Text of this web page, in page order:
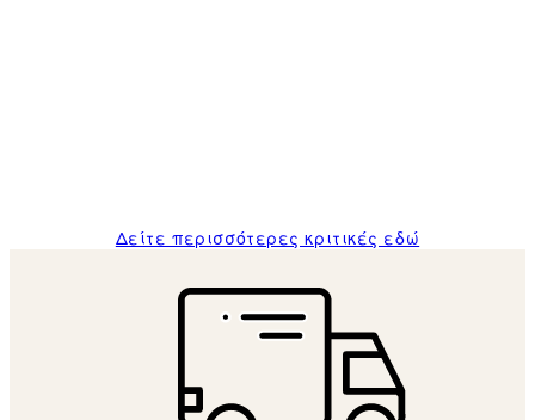
Δείτε περισσότερες κριτικές εδώ